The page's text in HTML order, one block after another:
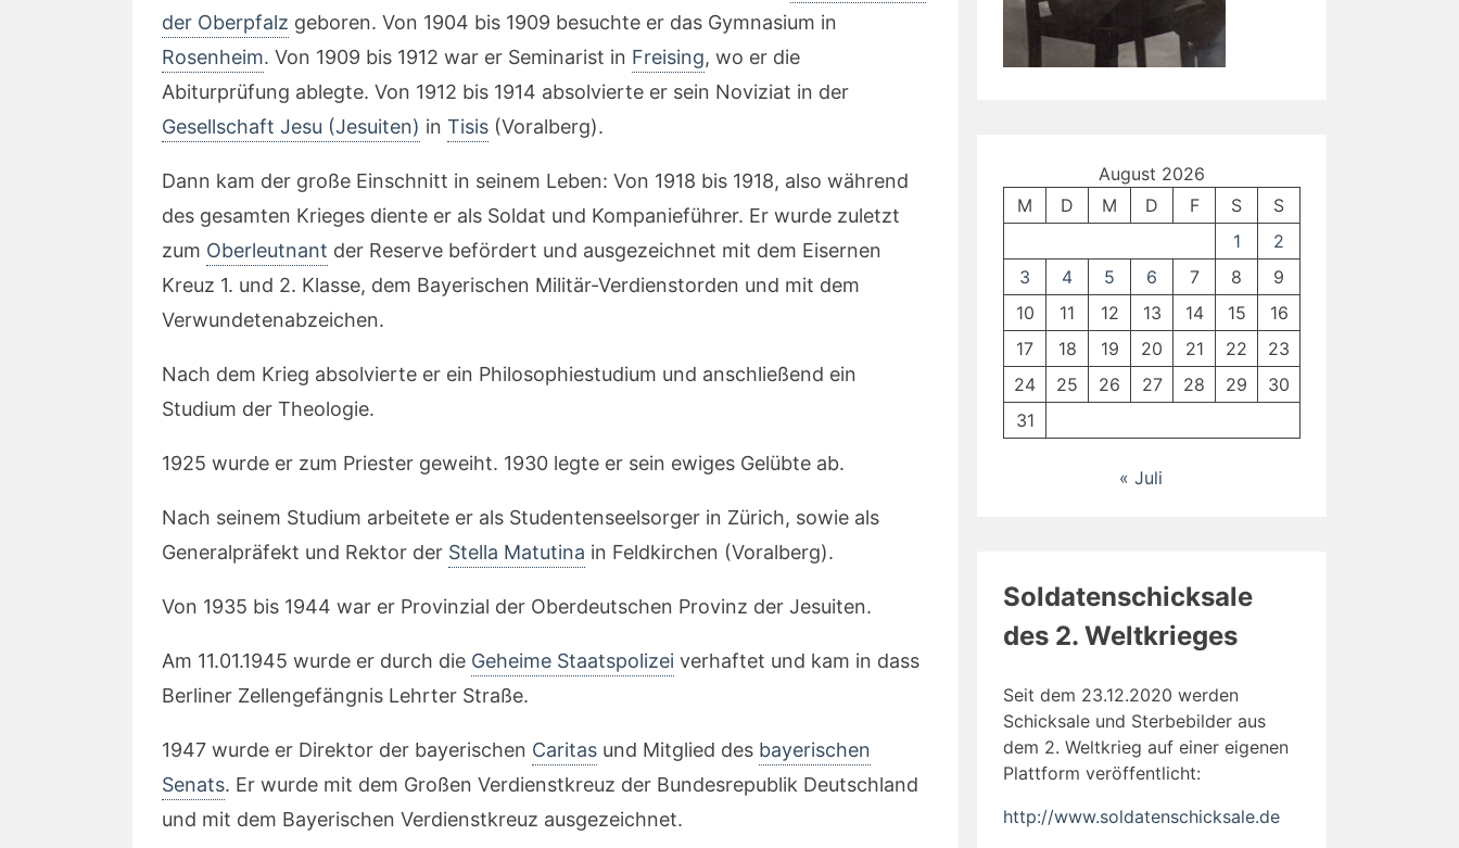
der Oberpfalz geboren. Von 1904 bis 1909 besuchte er das Gymnasium in
Rosenheim. Von 1909 bis 1912 war er Seminarist in Freising, wo er die
Abiturprüfung ablegte. Von 1912 bis 1914 absolvierte er sein Noviziat in der
Gesellschaft Jesu (Jesuiten) in Tisis (Voralberg).
Dann kam der große Einschnitt in seinem Leben: Von 1918 bis 1918, also während
des gesamten Krieges diente er als Soldat und Kompanieführer. Er wurde zuletzt
zum Oberleutnant der Reserve befördert und ausgezeichnet mit dem Eisernen
Kreuz 1. und 2. Klasse, dem Bayerischen Militär-Verdienstorden und mit dem
Verwundetenabzeichen.
Nach dem Krieg absolvierte er ein Philosophiestudium und anschließend ein
Studium der Theologie.
1925 wurde er zum Priester geweiht. 1930 legte er sein ewiges Gelübte ab.
Nach seinem Studium arbeitete er als Studentenseelsorger in Zürich, sowie als
Generalpräfekt und Rektor der Stella Matutina in Feldkirchen (Voralberg).
Von 1935 bis 1944 war er Provinzial der Oberdeutschen Provinz der Jesuiten.
Am 11.01.1945 wurde er durch die Geheime Staatspolizei verhaftet und kam in dass
Berliner Zellengefängnis Lehrter Straße.
1947 wurde er Direktor der bayerischen Caritas und Mitglied des bayerischen
Senats. Er wurde mit dem Großen Verdienstkreuz der Bundesrepublik Deutschland
und mit dem Bayerischen Verdienstkreuz ausgezeichnet.
August 2026
M
D M D F S
S
1
2
3
4 5 6 7 8
9
10
11 12 13 14 15
16
17
18 19 20 21 22
23
24
25 26 27 28 29
30
31
« Juli
Soldatenschicksale
des 2. Weltkrieges
Seit dem 23.12.2020 werden
Schicksale und Sterbebilder aus
dem 2. Weltkrieg auf einer eigenen
Plattform veröffentlicht:
http://www.soldatenschicksale.de